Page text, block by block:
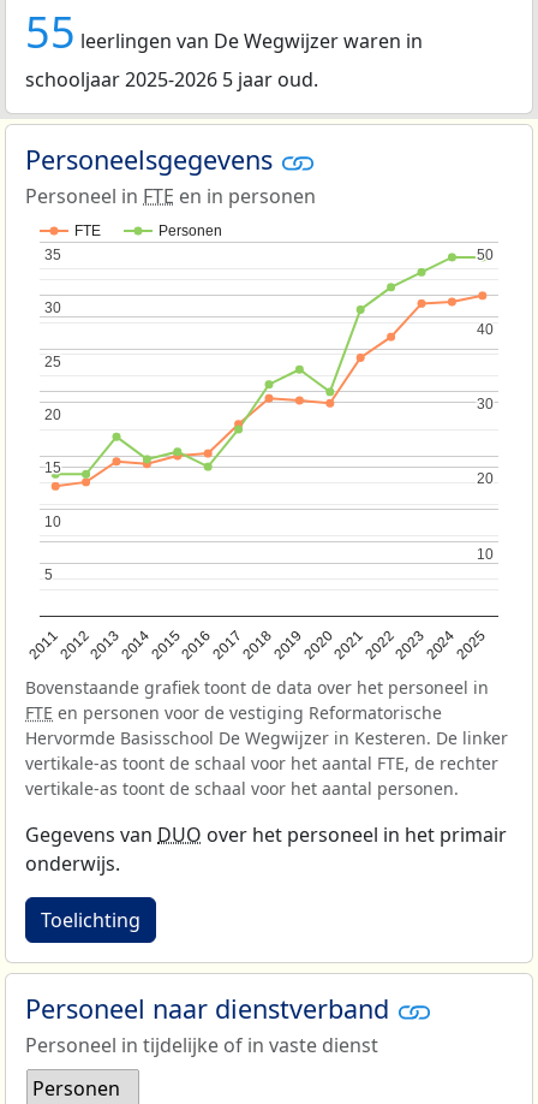
55 leerlingen van De Wegwijzer waren in
schooljaar 2025-2026 5 jaar oud.
Personeelsgegevens
Personeel in FTE en in personen
FTE Personen
201120122013201420152016201720182019202020212022202320242025
5
5
10
10
15
15
20
20
25
25
30
30
35
35
10
10
20
20
30
30
40
40
50
50
Bovenstaande grafiek toont de data over het personeel in
FTE en personen voor de vestiging Reformatorische
Hervormde Basisschool De Wegwijzer in Kesteren. De linker
vertikale-as toont de schaal voor het aantal FTE, de rechter
vertikale-as toont de schaal voor het aantal personen.
Gegevens van DUO over het personeel in het primair
onderwijs.
Toelichting
Personeel naar dienstverband
Personeel in tijdelijke of in vaste dienst
Personen